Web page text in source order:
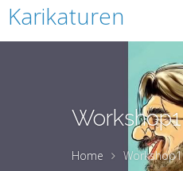
Karikaturen
Workshop1
Home Workshop1